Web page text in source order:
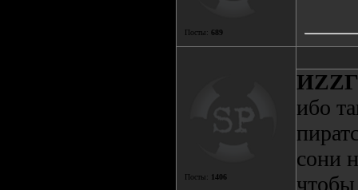
Посты: 689
Посты: 1406
ибо
сони
чтобы